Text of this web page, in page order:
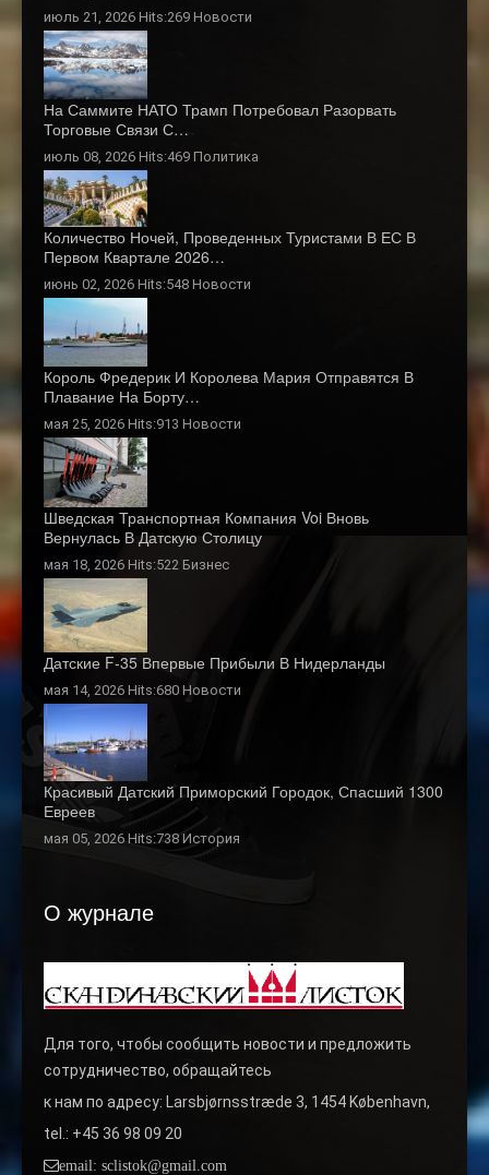
июль 21, 2026 Hits:269 Новости
На Саммите НАТО Трамп Потребовал Разорвать
Торговые Связи С…
июль 08, 2026 Hits:469 Политика
Количество Ночей, Проведенных Туристами В ЕС В
Первом Квартале 2026…
июнь 02, 2026 Hits:548 Новости
Король Фредерик И Королева Мария Отправятся В
Плавание На Борту…
мая 25, 2026 Hits:913 Новости
Шведская Транспортная Компания Voi Вновь
Вернулась В Датскую Столицу
мая 18, 2026 Hits:522 Бизнес
Датские F-35 Впервые Прибыли В Нидерланды
мая 14, 2026 Hits:680 Новости
Красивый Датский Приморский Городок, Спасший 1300
Евреев
мая 05, 2026 Hits:738 История
О журнале
Для того, чтобы сообщить новости и предложить
сотрудничество, обращайтесь
к нам по адресу: Larsbjørnsstræde 3, 1454 København,
tel.: +45 36 98 09 20
email: sclistok@gmail.com